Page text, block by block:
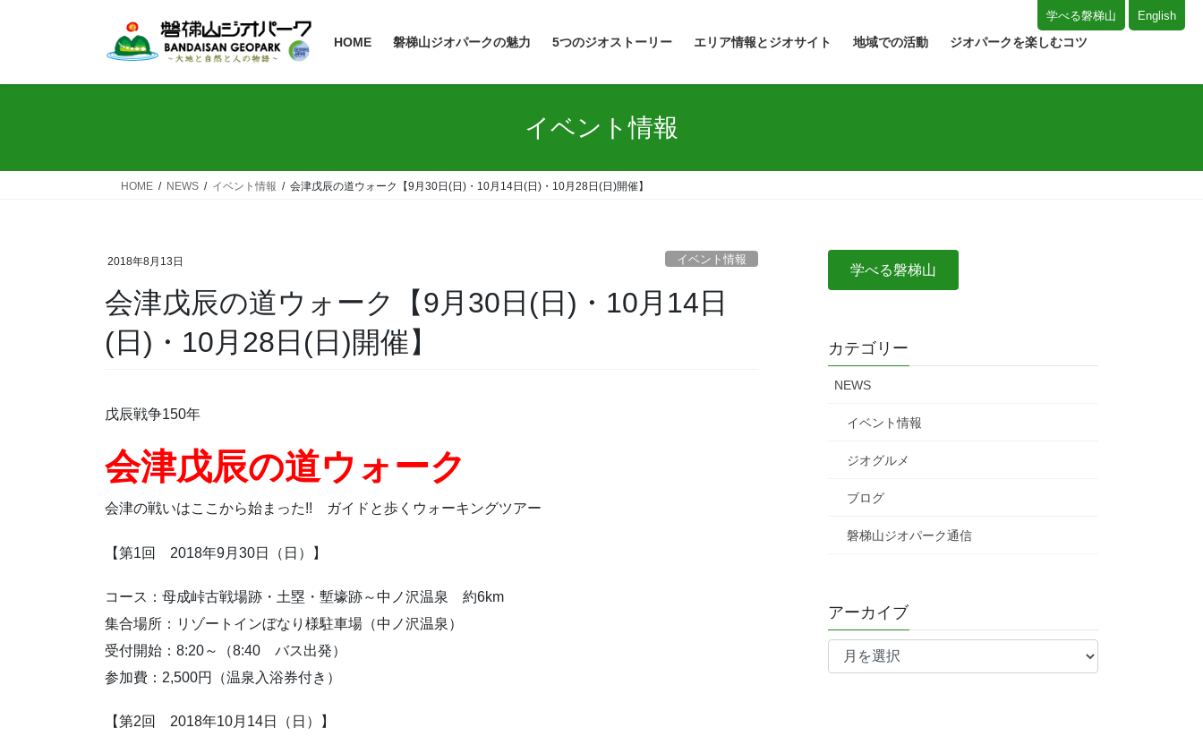
HOME 磐梯山ジオパークの魅力 5つのジオストーリー エリア情報とジオサイト 地域での活動 ジオパークを楽しむコツ
学べる磐梯山 English
イベント情報
HOME NEWS イベント情報 会津戊辰の道ウォーク【9月30日(日)・10月14日(日)・10月28日(日)開催】
2018年8月13日 イベント情報
会津戊辰の道ウォーク【9月30日(日)・10月14日
(日)・10月28日(日)開催】
戊辰戦争150年
会津戊辰の道ウォーク
会津の戦いはここから始まった!! ガイドと歩くウォーキングツアー
【第1回 2018年9月30日（日）】
コース：母成峠古戦場跡・土塁・塹壕跡～中ノ沢温泉 約6km
集合場所：リゾートインぼなり様駐車場（中ノ沢温泉）
受付開始：8:20～（8:40 バス出発）
参加費：2,500円（温泉入浴券付き）
【第2回 2018年10月14日（日）】
学べる磐梯山
カテゴリー
NEWS
イベント情報
ジオグルメ
ブログ
磐梯山ジオパーク通信
アーカイブ
ア